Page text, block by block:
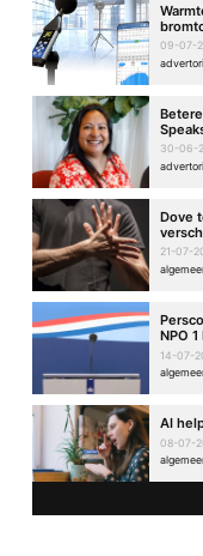
09-07-
30-06-
Dove
21-07-
NPO 1
14-07-
AI
08-07-